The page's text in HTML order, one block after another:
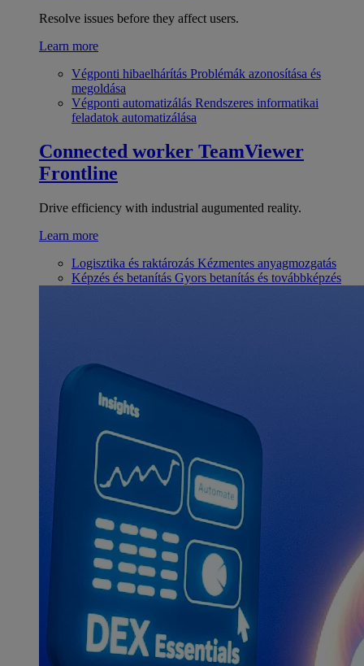
Resolve issues before they affect users.
Learn more
Végponti hibaelhárítás Problémák azonosítása és
megoldása
Végponti automatizálás Rendszeres informatikai
feladatok automatizálása
Connected worker TeamViewer
Frontline
Drive efficiency with industrial augumented reality.
Learn more
Logisztika és raktározás Kézmentes anyagmozgatás
Képzés és betanítás Gyors betanítás és továbbképzés